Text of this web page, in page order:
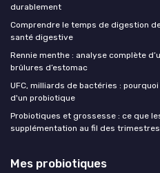
durablement
Comprendre le temps de digestion
santé digestive
Rennie menthe : analyse complète
brûlures d’estomac
UFC, milliards de bactéries :
d'un probiotique
Probiotiques et grossesse : ce que
supplémentation au fil des trimestres
Mes probiotiques